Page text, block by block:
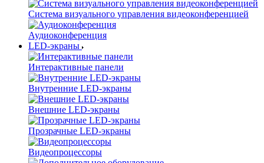
Система визуального управления видеоконференцией
Аудиоконференция
LED-экраны
Интерактивные панели
Внутренние LED-экраны
Внешние LED-экраны
Прозрачные LED-экраны
Видеопроцессоры